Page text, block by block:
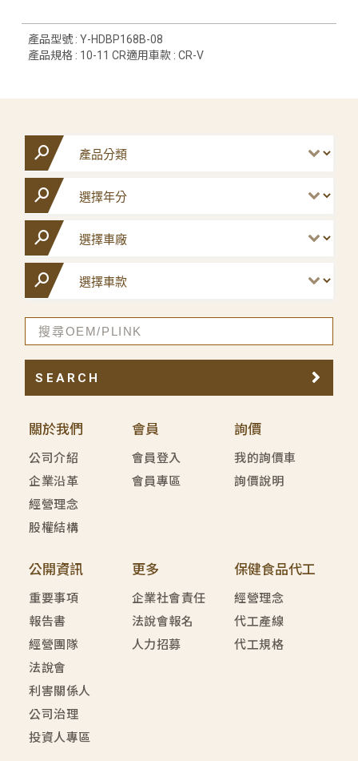
產品型號 : Y-HDBP168B-08
產品規格 : 10-11 CR適用車款 : CR-V
關於我們
公司介紹
企業沿革
經營理念
股權結構
會員
會員登入
會員專區
詢價
我的詢價車
詢價說明
公開資訊
重要事項
報告書
經營團隊
法說會
利害關係人
公司治理
投資人專區
更多
企業社會責任
法說會報名
人力招募
保健食品代工
經營理念
代工產線
代工規格
SEARCH